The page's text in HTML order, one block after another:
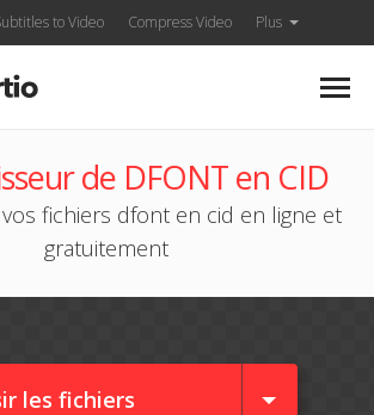
to Video Compress Video Plus
de DFONT en CID
fichiers dfont en cid en ligne et
gratuitement
les fichiers